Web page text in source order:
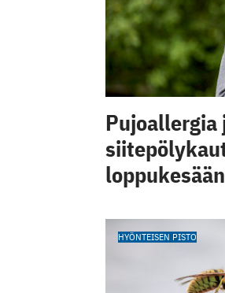
Pujoallergia
loppukesään
HYÖNTEISEN PISTO